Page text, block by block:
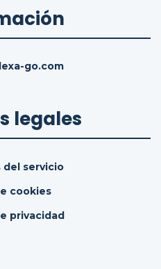
go.com
legales
del servicio
cookies
privacidad